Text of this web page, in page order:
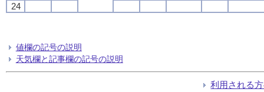
24
値欄の記号の説明
天気欄と記事欄の記号の説明
利用される